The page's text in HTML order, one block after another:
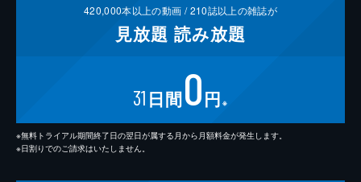
420,000本以上の動画 /210誌以上の雑誌が
見放題 読み放題
31 日間0円 ※
※無料トライアル期間終了日の翌日が属する月から月額料金が発生します。
※日割りでのご請求はいたしません。